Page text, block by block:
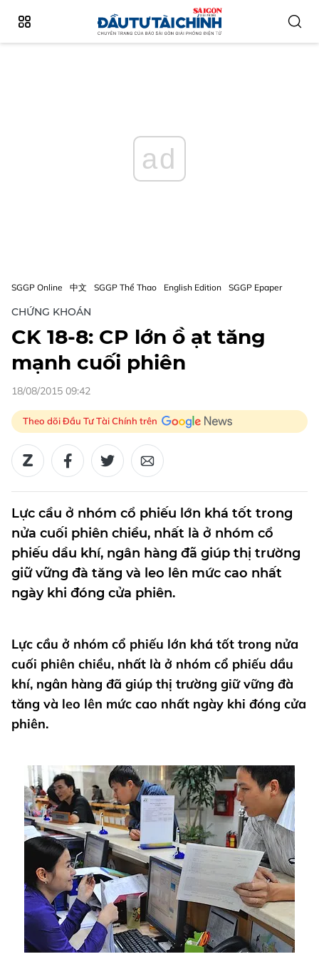
ad
SGGP Online 中文 SGGP Thể Thao English Edition SGGP Epaper
CHỨNG KHOÁN
CK 18-8: CP lớn ồ ạt tăng
mạnh cuối phiên
18/08/2015 09:42
Theo dõi Đầu Tư Tài Chính trên
Lực cầu ở nhóm cổ phiếu lớn khá tốt trong
nửa cuối phiên chiều, nhất là ở nhóm cổ
phiếu dầu khí, ngân hàng đã giúp thị trường
giữ vững đà tăng và leo lên mức cao nhất
ngày khi đóng cửa phiên.
Lực cầu ở nhóm cổ phiếu lớn khá tốt trong nửa
cuối phiên chiều, nhất là ở nhóm cổ phiếu dầu
khí, ngân hàng đã giúp thị trường giữ vững đà
tăng và leo lên mức cao nhất ngày khi đóng cửa
phiên.